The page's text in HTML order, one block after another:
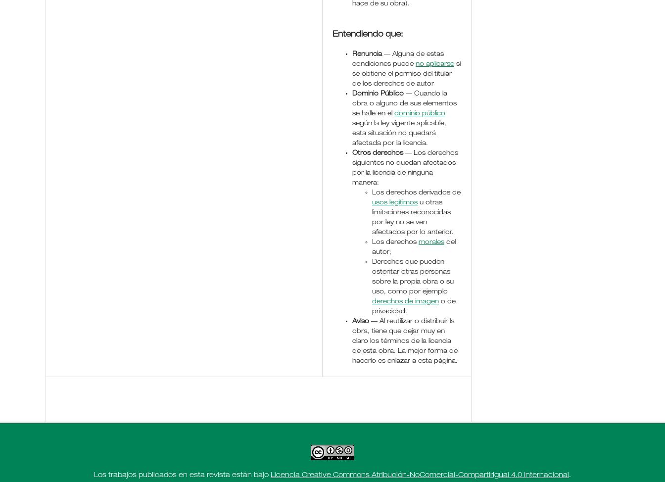
hace de su obra).
Entendiendo que:
Renuncia— Alguna de estas
condiciones puedeno aplicarse si
se obtiene el permiso del titular
de los derechos de autor
Dominio Público — Cuando la
obra o alguno de sus elementos
se halle en eldominio público
según la ley vigente aplicable,
esta situación no quedará
afectada por la licencia.
Otros derechos— Los derechos
siguientes no quedan afectados
por la licencia de ninguna
manera:
Los derechos derivados de
usos legítimos u otras
limitaciones reconocidas
por ley no se ven
afectados por lo anterior.
Los derechosmorales del
autor;
Derechos que pueden
ostentar otras personas
sobre la propia obra o su
uso, como por ejemplo
derechos de imagen o de
privacidad.
Aviso — Al reutilizar o distribuir la
obra, tiene que dejar muy en
claro los términos de la licencia
de esta obra. La mejor forma de
hacerlo es enlazar a esta página.
Los trabajos publicados en esta revista están bajo Licencia Creative Commons Atribución-NoComercial-CompartirIgual 4.0 Internacional .